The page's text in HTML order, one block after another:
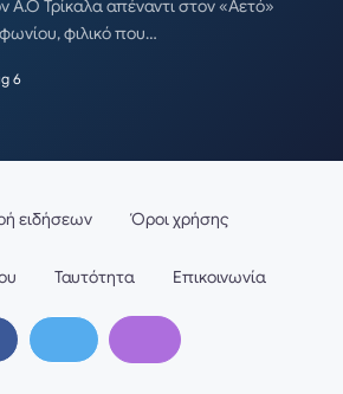
Α.Ο Τρίκαλα απέναντι στον «Αετό»
φιλικό που…
6
ειδήσεων Όροι χρήσης
Ταυτότητα Επικοινωνία